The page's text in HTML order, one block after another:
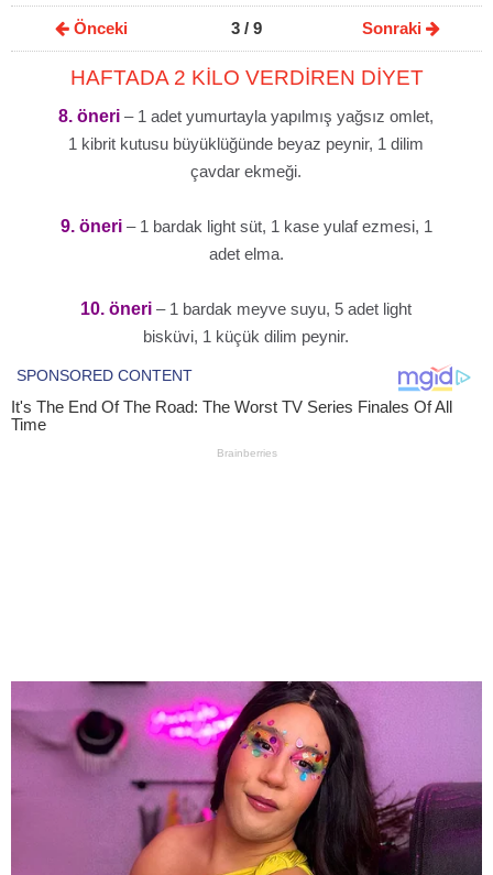
Önceki 3/ 9 Sonraki
HAFTADA 2 KİLO VERDİREN DİYET
8. öneri– 1 adet yumurtayla yapılmış yağsız omlet,
1 kibrit kutusu büyüklüğünde beyaz peynir, 1 dilim
çavdar ekmeği.
9. öneri – 1 bardak light süt, 1 kase yulaf ezmesi, 1
adet elma.
10. öneri– 1 bardak meyve suyu, 5 adet light
bisküvi, 1 küçük dilim peynir.